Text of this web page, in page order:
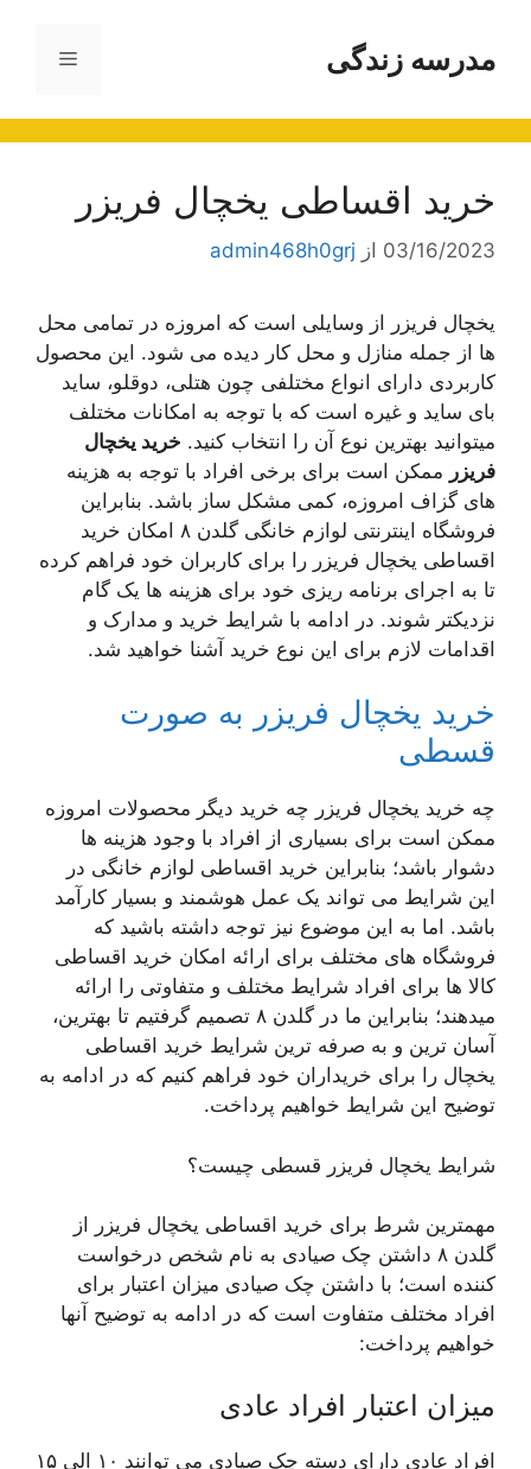
محتوامدرسه زندگی فهرست
خرید اقساطی یخچال فریزر
03/16/2023 از admin468h0grj
یخچال فریزر از وسایلی است که امروزه در تمامی محل
ها از جمله منازل و محل کار دیده می شود. این محصول
کاربردی دارای انواع مختلفی چون هتلی، دوقلو، ساید
بای ساید و غیره است که با توجه به امکانات مختلف
میتوانید بهترین نوع آن را انتخاب کنید. خرید یخچال
فریزر ممکن است برای برخی افراد با توجه به هزینه
های گزاف امروزه، کمی مشکل ساز باشد. بنابراین
فروشگاه اینترنتی لوازم خانگی گلدن ۸ امکان خرید
اقساطی یخچال فریزر را برای کاربران خود فراهم کرده
تا به اجرای برنامه ریزی خود برای هزینه ها یک گام
نزدیکتر شوند. در ادامه با شرایط خرید و مدارک و
اقدامات لازم برای این نوع خرید آشنا خواهید شد.
خرید یخچال فریزر به صورت
قسطی
چه خرید یخچال فریزر چه خرید دیگر محصولات امروزه
ممکن است برای بسیاری از افراد با وجود هزینه ها
دشوار باشد؛ بنابراین خرید اقساطی لوازم خانگی در
این شرایط می تواند یک عمل هوشمند و بسیار کارآمد
باشد. اما به این موضوع نیز توجه داشته باشید که
فروشگاه های مختلف برای ارائه امکان خرید اقساطی
کالا ها برای افراد شرایط مختلف و متفاوتی را ارائه
میدهند؛ بنابراین ما در گلدن ۸ تصمیم گرفتیم تا بهترین،
آسان ترین و به صرفه ترین شرایط خرید اقساطی
یخچال را برای خریداران خود فراهم کنیم که در ادامه به
توضیح این شرایط خواهیم پرداخت.
شرایط یخچال فریزر قسطی چیست؟
مهمترین شرط برای خرید اقساطی یخچال فریزر از
گلدن ۸ داشتن چک صیادی به نام شخص درخواست
کننده است؛ با داشتن چک صیادی میزان اعتبار برای
افراد مختلف متفاوت است که در ادامه به توضیح آنها
خواهیم پرداخت:
میزان اعتبار افراد عادی
افراد عادی دارای دسته چک صیادی می توانند ۱۰ الی ۱۵